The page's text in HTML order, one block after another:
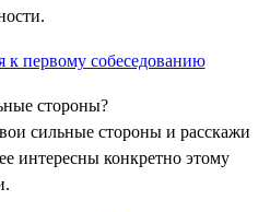
стороны?
сильные стороны и расскажи
интересны конкретно этому